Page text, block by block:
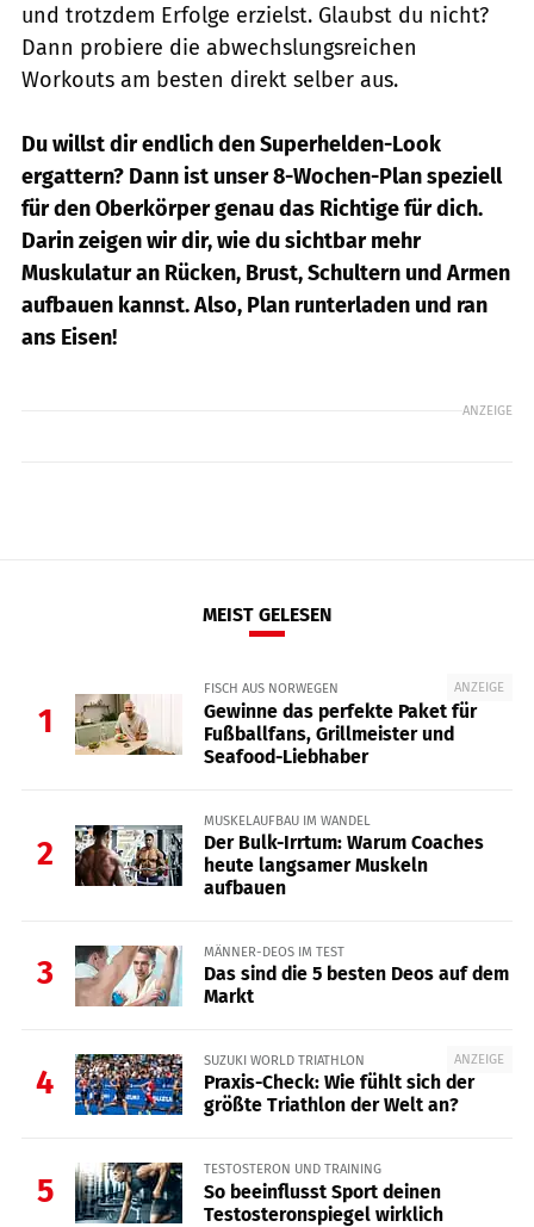
und trotzdem Erfolge erzielst. Glaubst du nicht?
Dann probiere die abwechslungsreichen
Workouts am besten direkt selber aus.
Du willst dir endlich den Superhelden-Look
ergattern? Dann ist unser 8-Wochen-Plan speziell
für den Oberkörper genau das Richtige für dich.
Darin zeigen wir dir, wie du sichtbar mehr
Muskulatur an Rücken, Brust, Schultern und Armen
aufbauen kannst. Also, Plan runterladen und ran
ans Eisen!
ANZEIGE
MEIST GELESEN
1
ANZEIGE
FISCH AUS NORWEGEN
Gewinne das perfekte Paket für
Fußballfans, Grillmeister und
Seafood-Liebhaber
2
MUSKELAUFBAU IM WANDEL
Der Bulk-Irrtum: Warum Coaches
heute langsamer Muskeln
aufbauen
3
MÄNNER-DEOS IM TEST
Das sind die 5 besten Deos auf dem
Markt
4
ANZEIGE
SUZUKI WORLD TRIATHLON
Praxis-Check: Wie fühlt sich der
größte Triathlon der Welt an?
5
TESTOSTERON UND TRAINING
So beeinflusst Sport deinen
Testosteronspiegel wirklich